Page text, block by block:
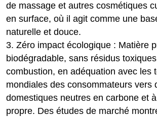
de massage et autres cosmétiques
en surface, où il agit comme une
naturelle et douce.
3. Zéro impact écologique : Matière
biodégradable, sans résidus
combustion, en adéquation avec les
mondiales des consommateurs vers
domestiques neutres en carbone et
propre. Des études de marché